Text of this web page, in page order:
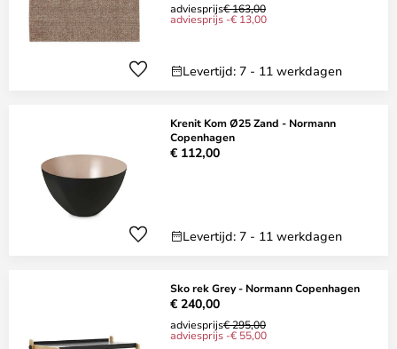
adviesprijs€ 163,00
adviesprijs -€ 13,00
Levertijd: 7 - 11 werkdagen
Krenit Kom Ø25 Zand - Normann
Copenhagen
€ 112,00
Levertijd: 7 - 11 werkdagen
Sko rek Grey - Normann Copenhagen
€ 240,00
adviesprijs€ 295,00
adviesprijs -€ 55,00